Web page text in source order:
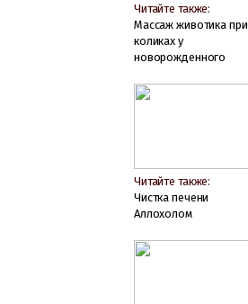
Читайте также:
Массаж животика при
коликах у
новорожденного
Читайте также:
Чистка печени
Аллохолом